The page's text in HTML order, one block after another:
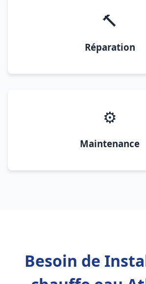
🔨
Réparation
⚙️
Maintenance
Besoin de